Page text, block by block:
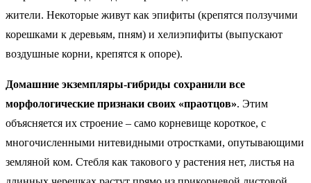
жители. Некоторые живут как эпифиты (крепятся ползучими
корешками к деревьям, пням) и хелиэпифиты (выпускают
воздушные корни, крепятся к опоре).
Домашние экземпляры-гибриды сохранили все
морфологические признаки своих «праотцов». Этим
объясняется их строение – само корневище короткое, с
многочисленными нитевидными отростками, опутывающими
земляной ком. Стебля как такового у растения нет, листья на